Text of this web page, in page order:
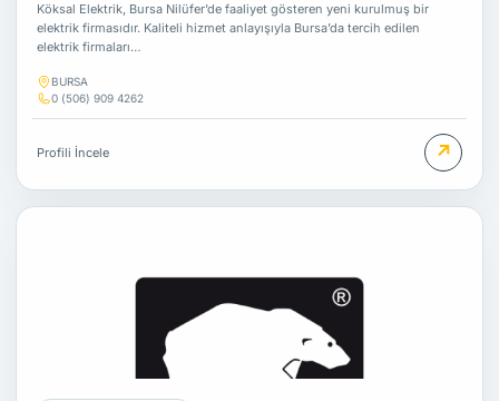
Köksal Elektrik, Bursa Nilüfer’de faaliyet gösteren yeni kurulmuş bir
elektrik firmasıdır. Kaliteli hizmet anlayışıyla Bursa’da tercih edilen
elektrik firmaları…
BURSA
0 (506) 909 4262
Profili İncele ↗